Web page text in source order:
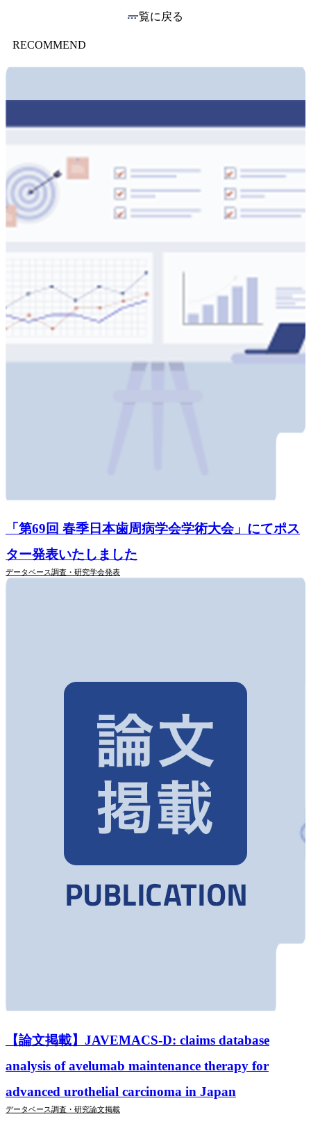
一覧に戻る
RECOMMEND
「第69回 春季日本歯周病学会学術大会」にてポス
ター発表いたしました
データベース調査・研究学会発表
【論文掲載】JAVEMACS-D: claims database
analysis of avelumab maintenance therapy for
advanced urothelial carcinoma in Japan
データベース調査・研究論文掲載